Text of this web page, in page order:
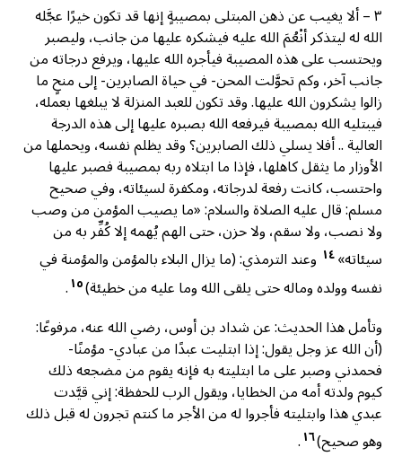
٣ – ألا يغيب عن ذهن المبتلى بمصيبةٍ إنها قد تكون خيرًا عجَّله
الله له ليتذكر أنْعُمَ الله عليه فيشكره عليها من جانب، وليصبر
ويحتسب على هذه المصيبة فيأجره الله عليها، ويرفع درجاته من
جانب آخر، وكم تحوَّلت المحن- في حياة الصابرين- إلى منحٍ ما
زالوا يشكرون الله عليها. وقد تكون للعبد المنزلة لا يبلغها بعمله،
فيبتليه الله بمصيبة فيرفعه الله بصبره عليها إلى هذه الدرجة
العالية .. أفلا يسلي ذلك الصابرين؟ وقد يظلم نفسه، ويحملها من
الأوزار ما يثقل كاهلها، فإذا ما ابتلاه ربه بمصيبة فصبر عليها
واحتسب، كانت رفعة لدرجاته، ومكفرة لسيئاته، وفي صحيح
مسلم: قال عليه الصلاة والسلام: «ما يصيب المؤمن من وصب
ولا نصب، ولا سقم، ولا حزن، حتى الهم يُهمه إلا كُفِّر به من
سيئاته»١٤ وعند الترمذي: (ما يزال البلاء بالمؤمن والمؤمنة في
نفسه وولده وماله حتى يلقى الله وما عليه من خطيئة)١٥.
وتأمل هذا الحديث: عن شداد بن أوس، رضي الله عنه، مرفوعًا:
(أن الله عز وجل يقول: إذا ابتليت عبدًا من عبادي- مؤمنًا-
فحمدني وصبر على ما ابتليته به فإنه يقوم من مضجعه ذلك
كيوم ولدته أمه من الخطايا، ويقول الرب للحفظة: إني قيَّدت
عبدي هذا وابتليته فأجروا له من الأجر ما كنتم تجرون له قبل ذلك
وهو صحيح)١٦.